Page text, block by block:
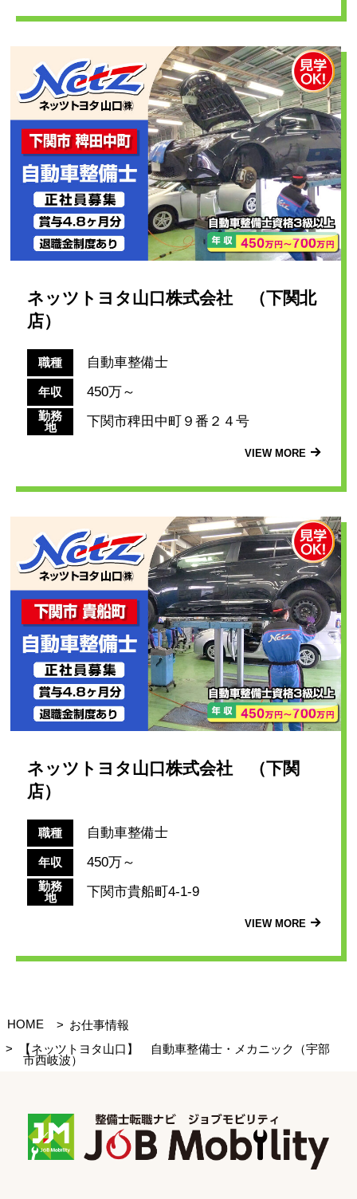
ネッツトヨタ山口株式会社 （下関北
店）
職種 自動車整備士
年収 450万～
勤務
地
下関市稗田中町９番２４号
VIEW MORE
ネッツトヨタ山口株式会社 （下関
店）
職種 自動車整備士
年収 450万～
勤務
地
下関市貴船町4-1-9
VIEW MORE
HOME
お仕事情報
【ネッツトヨタ山口】 自動車整備士・メカニック（宇部
市西岐波）